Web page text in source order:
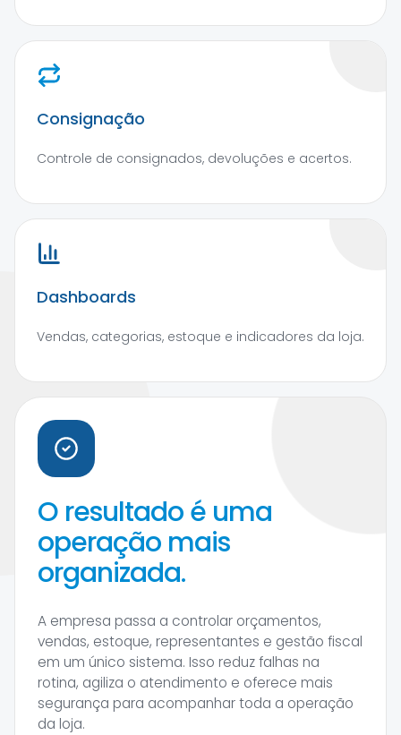
Consignação
Controle de consignados, devoluções e acertos.
Dashboards
Vendas, categorias, estoque e indicadores da loja.
O resultado é uma
operação mais
organizada.
A empresa passa a controlar orçamentos,
vendas, estoque, representantes e gestão fiscal
em um único sistema. Isso reduz falhas na
rotina, agiliza o atendimento e oferece mais
segurança para acompanhar toda a operação
da loja.